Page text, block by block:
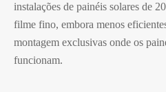
instalações de painéis solares de
filme fino, embora menos
montagem exclusivas onde os
funcionam.